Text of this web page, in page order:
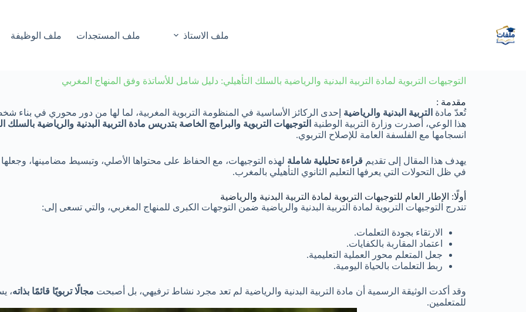
ملف الاستاذ ملف المستجدات ملف الوظيفة
التوجيهات التربوية لمادة التربية البدنية والرياضية بالسلك التأهيلي: دليل شامل للأساتذة وفق المنهاج المغربي
مقدمة :
تُعدّ مادة التربية البدنية والرياضية إحدى الركائز الأساسية في المنظومة التربوية المغربية، لما لها من دور محوري في بناء
هذا الوعي، أصدرت وزارة التربية الوطنية التوجيهات التربوية والبرامج الخاصة بتدريس مادة التربية البدنية والرياضية بالسلك
انسجامها مع الفلسفة العامة للإصلاح التربوي.
يهدف هذا المقال إلى تقديم قراءة تحليلية شاملة لهذه التوجيهات، مع الحفاظ على محتواها الأصلي، وتبسيط مضامينها، وجعلها
في ظل التحولات التي يعرفها التعليم الثانوي التأهيلي بالمغرب.
أولًا: الإطار العام للتوجيهات التربوية لمادة التربية البدنية والرياضية
تندرج التوجيهات التربوية لمادة التربية البدنية والرياضية ضمن التوجهات الكبرى للمنهاج المغربي، والتي تسعى إلى:
الارتقاء بجودة التعلمات.
اعتماد المقاربة بالكفايات.
جعل المتعلم محور العملية التعليمية.
ربط التعلمات بالحياة اليومية.
وقد أكدت الوثيقة الرسمية أن مادة التربية البدنية والرياضية لم تعد مجرد نشاط ترفيهي، بل أصبحت مجالًا تربويًا قائمًا بذاته،
للمتعلمين.